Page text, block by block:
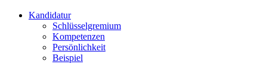
Kandidatur
Schlüsselgremium
Kompetenzen
Persönlichkeit
Beispiel